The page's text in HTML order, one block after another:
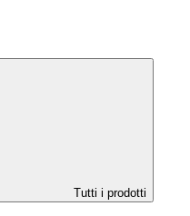
Tutti i prodotti